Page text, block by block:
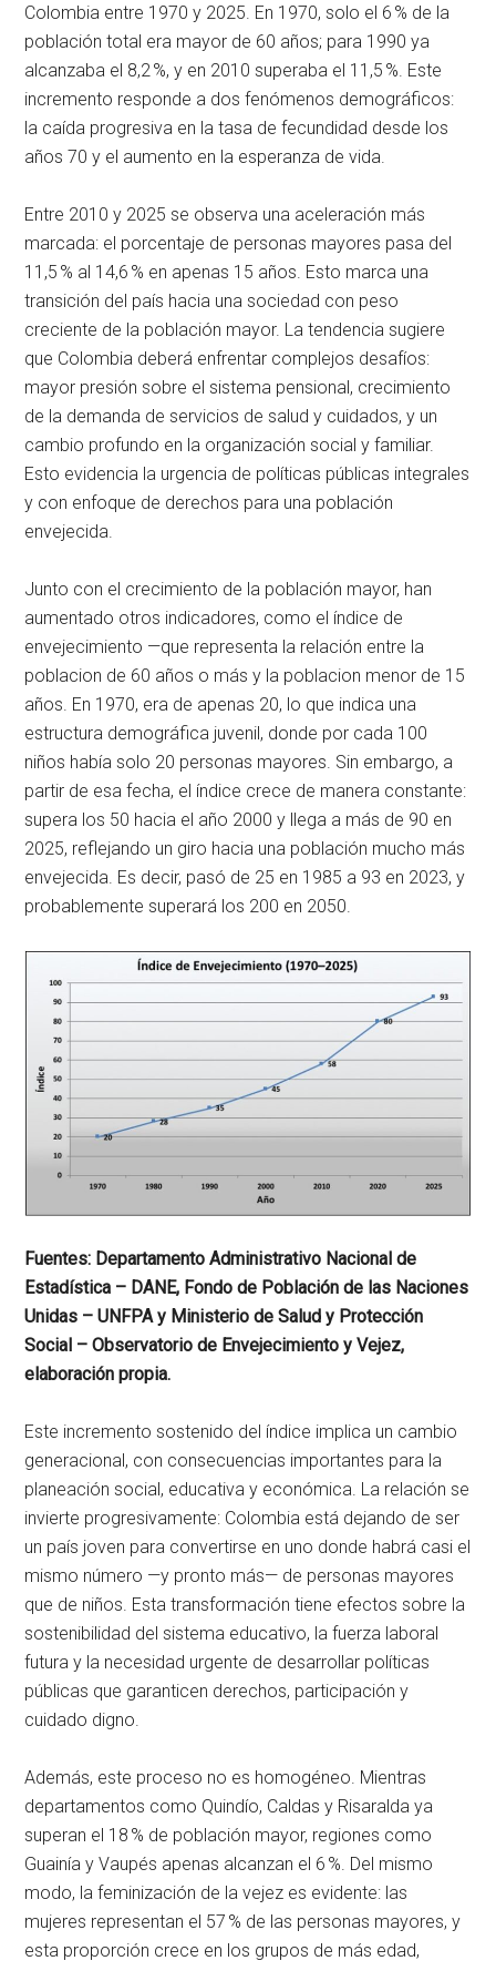
Colombia entre 1970 y 2025. En 1970, solo el 6 % de la
población total era mayor de 60 años; para 1990 ya
alcanzaba el 8,2 %, y en 2010 superaba el 11,5 %. Este
incremento responde a dos fenómenos demográficos:
la caída progresiva en la tasa de fecundidad desde los
años 70 y el aumento en la esperanza de vida.
Entre 2010 y 2025 se observa una aceleración más
marcada: el porcentaje de personas mayores pasa del
11,5 % al 14,6 % en apenas 15 años. Esto marca una
transición del país hacia una sociedad con peso
creciente de la población mayor. La tendencia sugiere
que Colombia deberá enfrentar complejos desafíos:
mayor presión sobre el sistema pensional, crecimiento
de la demanda de servicios de salud y cuidados, y un
cambio profundo en la organización social y familiar.
Esto evidencia la urgencia de políticas públicas integrales
y con enfoque de derechos para una población
envejecida.
Junto con el crecimiento de la población mayor, han
aumentado otros indicadores, como el índice de
envejecimiento —que representa la relación entre la
poblacion de 60 años o más y la poblacion menor de 15
años. En 1970, era de apenas 20, lo que indica una
estructura demográfica juvenil, donde por cada 100
niños había solo 20 personas mayores. Sin embargo, a
partir de esa fecha, el índice crece de manera constante:
supera los 50 hacia el año 2000 y llega a más de 90 en
2025, reflejando un giro hacia una población mucho más
envejecida. Es decir, pasó de 25 en 1985 a 93 en 2023, y
probablemente superará los 200 en 2050.
Fuentes: Departamento Administrativo Nacional de
Estadística – DANE, Fondo de Población de las Naciones
Unidas – UNFPA y Ministerio de Salud y Protección
Social – Observatorio de Envejecimiento y Vejez,
elaboración propia.
Este incremento sostenido del índice implica un cambio
generacional, con consecuencias importantes para la
planeación social, educativa y económica. La relación se
invierte progresivamente: Colombia está dejando de ser
un país joven para convertirse en uno donde habrá casi el
mismo número —y pronto más— de personas mayores
que de niños. Esta transformación tiene efectos sobre la
sostenibilidad del sistema educativo, la fuerza laboral
futura y la necesidad urgente de desarrollar políticas
públicas que garanticen derechos, participación y
cuidado digno.
Además, este proceso no es homogéneo. Mientras
departamentos como Quindío, Caldas y Risaralda ya
superan el 18 % de población mayor, regiones como
Guainía y Vaupés apenas alcanzan el 6 %. Del mismo
modo, la feminización de la vejez es evidente: las
mujeres representan el 57 % de las personas mayores, y
esta proporción crece en los grupos de más edad,